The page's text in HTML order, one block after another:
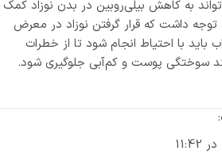
به کاهش بیلی‌روبین در بدن نوزاد کمک
توجه داشت که قرار گرفتن نوزاد در معرض
باید با احتیاط انجام شود تا از خطرات
سوختگی پوست و کم‌آبی جلوگیری شود.